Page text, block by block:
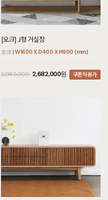
[오크] J형 거실장
오크 | W1600 X D400 X H600 (mm)
2,980,000 2,682,000원 쿠폰적용가